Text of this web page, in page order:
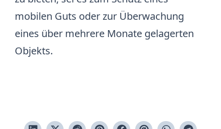
mobilen Guts oder zur Überwachung
eines über mehrere Monate gelagerten
Objekts.